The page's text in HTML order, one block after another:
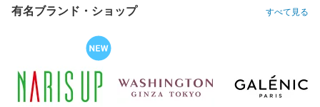
有名ブランド・ショップ すべて見る